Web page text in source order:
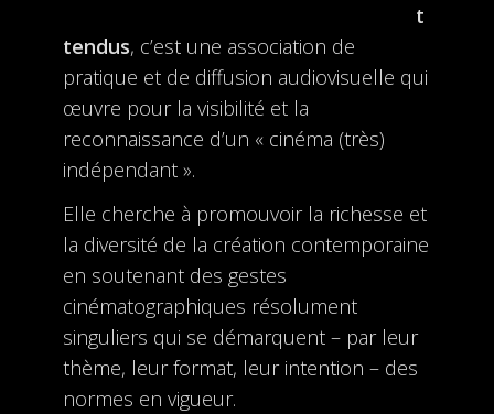
t
tendus, c’est une association de
pratique et de diffusion audiovisuelle qui
œuvre pour la visibilité et la
reconnaissance d’un « cinéma (très)
indépendant ».
Elle cherche à promouvoir la richesse et
la diversité de la création contemporaine
en soutenant des gestes
cinématographiques résolument
singuliers qui se démarquent – par leur
thème, leur format, leur intention – des
normes en vigueur.